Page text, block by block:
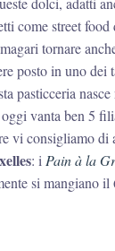
come street food
tornare
posto in uno dei
pasticceria
vanta ben 5
vi consigliamo di
: i Pain à la
si mangiano il